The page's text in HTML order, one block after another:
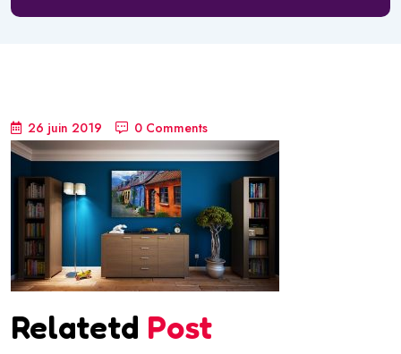
26 juin 2019 0 Comments
Relatetd Post